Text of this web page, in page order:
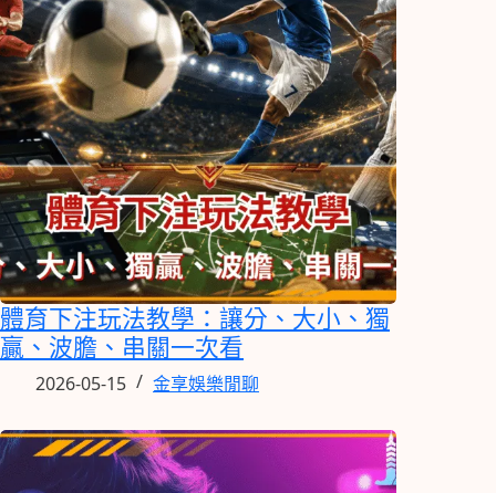
體育下注玩法教學：讓分、大小、獨
贏、波膽、串關一次看
2026-05-15 金享娛樂閒聊